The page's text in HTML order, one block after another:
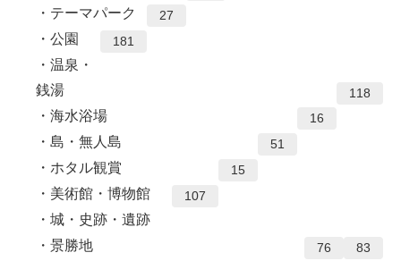
テーマパーク 27
公園 181
温泉・
銭湯
118
海水浴場 16
島・無人島 51
ホタル観賞 15
美術館・博物館 107
城・史跡・遺跡
83
景勝地 76